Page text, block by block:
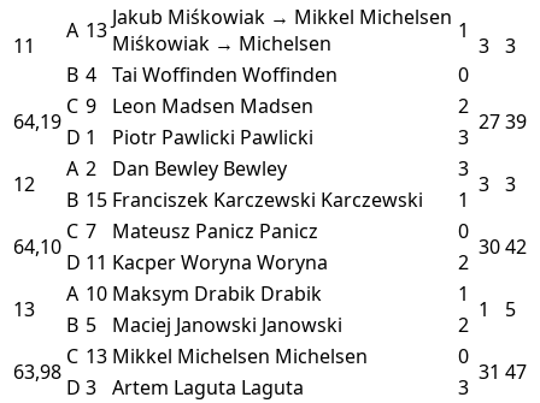
11
A 13 Jakub Miśkowiak → Mikkel Michelsen
Miśkowiak → Michelsen
1
3 3
B 4 Tai Woffinden Woffinden
0
64,19
C 9 Leon Madsen Madsen 2
2739
D 1 Piotr Pawlicki Pawlicki
3
12
A 2 Dan Bewley Bewley 3
3 3
B 15 Franciszek Karczewski Karczewski
1
64,10
C 7 Mateusz Panicz Panicz 0
3042
D 11 Kacper Woryna Woryna
2
13
A 10 Maksym Drabik Drabik 1
1 5
B 5 Maciej Janowski Janowski
2
63,98
C 13 Mikkel Michelsen Michelsen 0
31 47
D 3 Artem Laguta Laguta
3